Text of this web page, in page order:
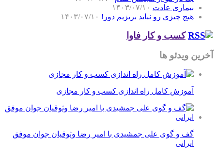
بیماری عادت ۱۴۰۳/۰۷/۱۰
هیچ چیزی رو نباید بریزیم دور! ۱۴۰۳/۰۷/۱۰
کسب و کار فاوا
آخرین ویدئو ها
آموزش کامل راه اندازی کسب و کار مجازی
گف و گوی علی جمشیدی با امیر رضا وثوقیان جوان موفق
ایرانی